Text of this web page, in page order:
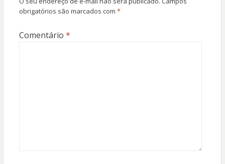
obrigatórios são marcados com *
Comentário *